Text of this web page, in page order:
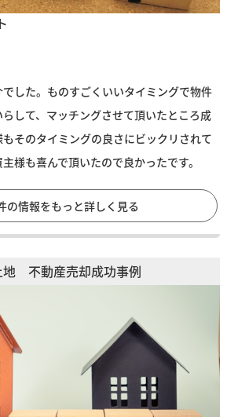
した。ものすごくいいタイミングで物件
して、マッチングさせて頂いたところ成
そのタイミングの良さにビックリされて
様も喜んで頂いたので良かったです。
の情報をもっと詳しく見る
不動産売却成功事例